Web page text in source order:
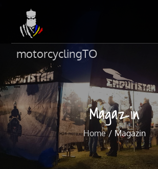
motorcyclingTO
Magazin
Home Magazin